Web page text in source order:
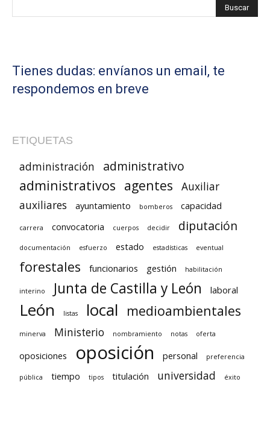
Tienes dudas: envíanos un email, te
respondemos en breve
ETIQUETAS
administración administrativo
administrativos agentes
Auxiliar
auxiliares
ayuntamiento bomberos capacidad
carrera convocatoria cuerpos decidir diputación
documentación esfuerzo estado estadísticas eventual
forestales funcionarios gestión habilitación
interino Junta de Castilla y León laboral
León listas local medioambientales
minerva Ministerio nombramiento notas oferta
oposiciones oposición personal preferencia
pública tiempo tipos titulación universidad éxito